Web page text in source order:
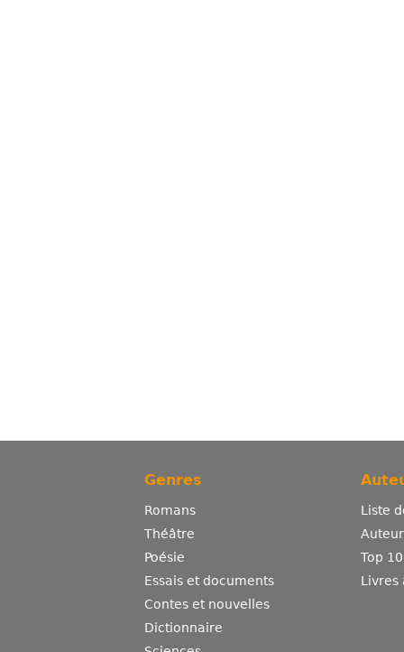
Genres
Romans
Théâtre
Poésie
Essais et documents
Contes et nouvelles
Dictionnaire
Liste
Top
Livres